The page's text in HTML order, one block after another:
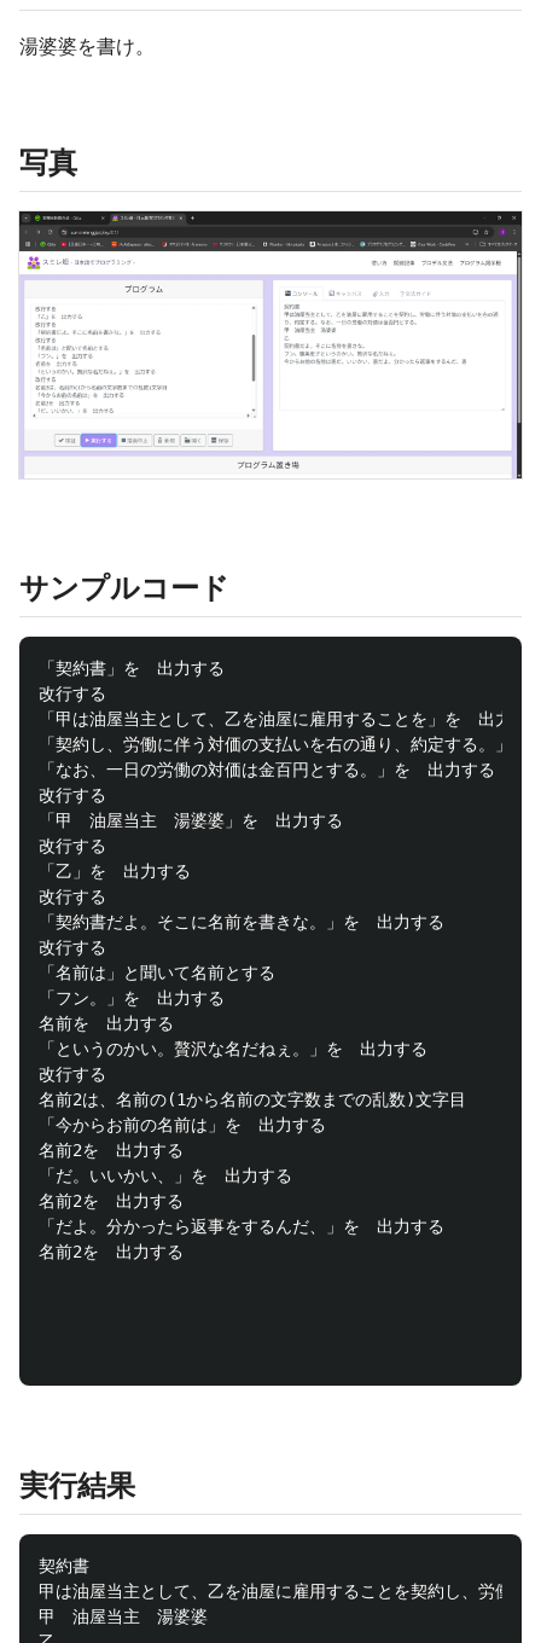
湯婆婆を書け。
写真
サンプルコード
「契約書」を　出力する
改行する
「甲は油屋当主として、乙を油屋に雇用することを」を　出力す
「契約し、労働に伴う対価の支払いを右の通り、約定する。」を
「なお、一日の労働の対価は金百円とする。」を　出力する
改行する
「甲　油屋当主　湯婆婆」を　出力する
改行する
「乙」を　出力する
改行する
「契約書だよ。そこに名前を書きな。」を　出力する
改行する
「名前は」と聞いて名前とする
「フン。」を　出力する
名前を　出力する
「というのかい。贅沢な名だねぇ。」を　出力する
改行する
名前2は、名前の(1から名前の文字数までの乱数)文字目
「今からお前の名前は」を　出力する
名前2を　出力する
「だ。いいかい、」を　出力する
名前2を　出力する
「だよ。分かったら返事をするんだ、」を　出力する
名前2を　出力する
実行結果
契約書
甲は油屋当主として、乙を油屋に雇用することを契約し、労働
甲　油屋当主　湯婆婆